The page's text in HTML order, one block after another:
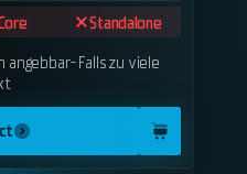
Standalone
Falls zu viele